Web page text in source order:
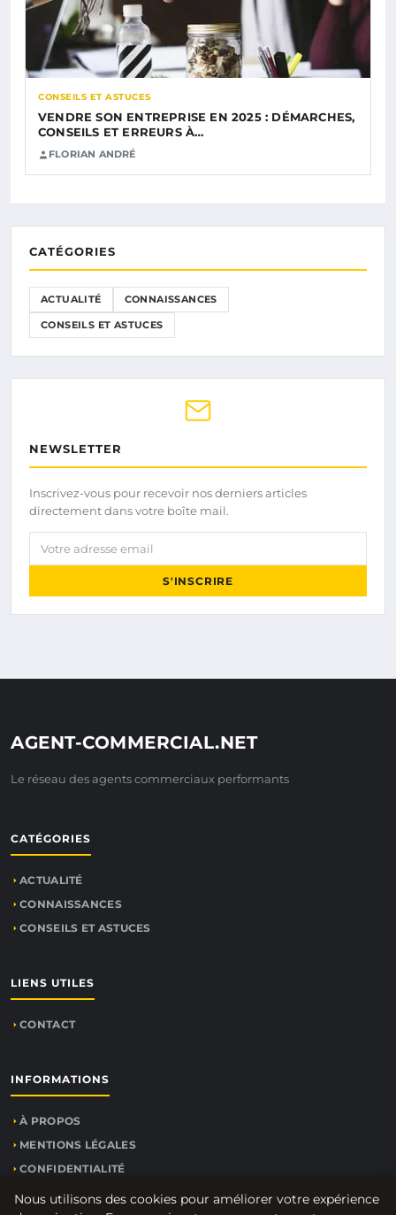
CONSEILS ET ASTUCES
VENDRE SON ENTREPRISE EN 2025 : DÉMARCHES,
CONSEILS ET ERREURS À…
FLORIAN ANDRÉ
CATÉGORIES
ACTUALITÉ CONNAISSANCES
CONSEILS ET ASTUCES
NEWSLETTER
Inscrivez-vous pour recevoir nos derniers articles
directement dans votre boîte mail.
Votre adresse email
S'INSCRIRE
AGENT-COMMERCIAL.NET
Le réseau des agents commerciaux performants
CATÉGORIES
ACTUALITÉ
CONNAISSANCES
CONSEILS ET ASTUCES
LIENS UTILES
CONTACT
INFORMATIONS
À PROPOS
MENTIONS LÉGALES
CONFIDENTIALITÉ
PLAN DU SITE
Nous utilisons des cookies pour améliorer votre expérience